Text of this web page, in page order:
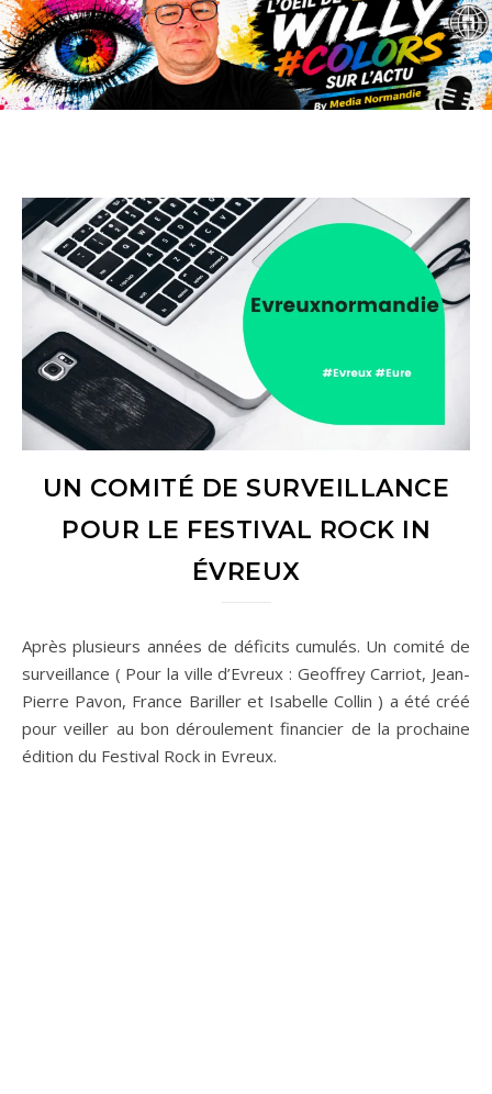
UN COMITÉ DE SURVEILLANCE
POUR LE FESTIVAL ROCK IN
ÉVREUX
Après plusieurs années de déficits cumulés. Un comité de
surveillance ( Pour la ville d’Evreux : Geoffrey Carriot, Jean-
Pierre Pavon, France Bariller et Isabelle Collin ) a été créé
pour veiller au bon déroulement financier de la prochaine
édition du Festival Rock in Evreux.